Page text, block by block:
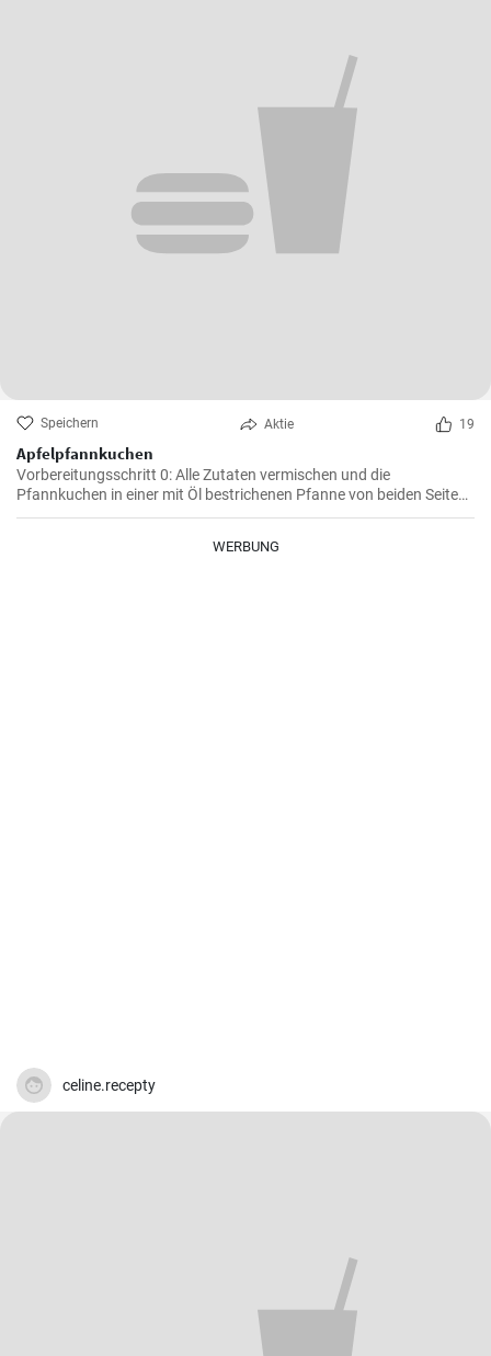
Speichern Aktie 19
Apfelpfannkuchen
Vorbereitungsschritt 0: Alle Zutaten vermischen und die
Pfannkuchen in einer mit Öl bestrichenen Pfanne von beiden Seiten
braten.
WERBUNG
celine.recepty